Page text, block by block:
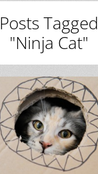
Posts Tagged
"Ninja Cat"